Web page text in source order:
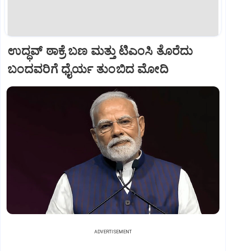
ಉದ್ಧವ್ ಠಾಕ್ರೆ ಬಣ ಮತ್ತು ಟಿಎಂಸಿ ತೊರೆದು
ಬಂದವರಿಗೆ ಧೈರ್ಯ ತುಂಬಿದ ಮೋದಿ
ADVERTISEMENT